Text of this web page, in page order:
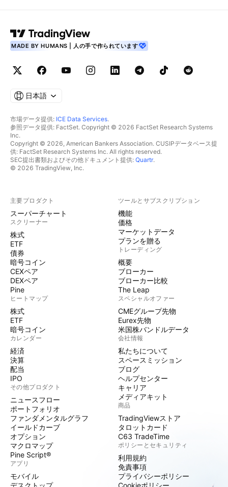
MADE BY HUMANS | 人の手で作られています
日本語
市場データ提供: ICE Data Services.
参照データ提供: FactSet. Copyright © 2026 FactSet Research Systems
Inc.
Copyright © 2026, American Bankers Association. CUSIPデータベース提
供: FactSet Research Systems Inc. All rights reserved.
SEC提出書類およびその他ドキュメント提供: Quartr.
© 2026 TradingView, Inc.
主要プロダクト
スーパーチャート
スクリーナー
株式
ETF
債券
暗号コイン
CEXペア
DEXペア
Pine
ヒートマップ
株式
ETF
暗号コイン
カレンダー
経済
決算
配当
IPO
その他プロダクト
ニュースフロー
ポートフォリオ
ファンダメンタルグラフ
イールドカーブ
オプション
マクロマップ
Pine Script®
アプリ
モバイル
デスクトップ
ツールとサブスクリプション
機能
価格
マーケットデータ
プランを贈る
トレーディング
概要
ブローカー
ブローカー比較
The Leap
スペシャルオファー
CMEグループ先物
Eurex先物
米国株バンドルデータ
会社情報
私たちについて
スペースミッション
ブログ
ヘルプセンター
キャリア
メディアキット
商品
TradingViewストア
タロットカード
C63 TradeTime
ポリシーとセキュリティ
利用規約
免責事項
プライバシーポリシー
Cookieポリシー